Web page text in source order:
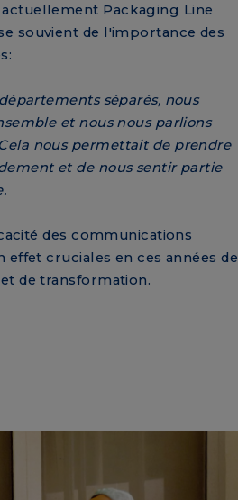
actuellement Packaging Line
souvient de l'importance des
séparés, nous
et nous nous parlions
nous permettait de prendre
et de nous sentir partie
des communications
effet cruciales en ces années de
de transformation.